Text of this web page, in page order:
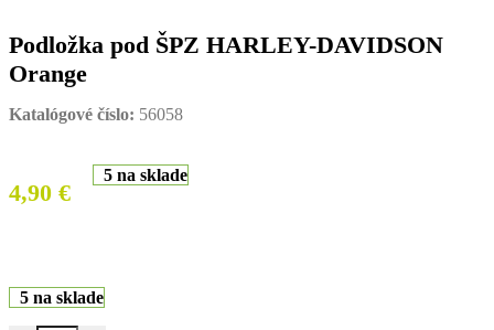
Podložka pod ŠPZ HARLEY-DAVIDSON
Orange
Katalógové číslo: 56058
4,90 €
5 na sklade
5 na sklade